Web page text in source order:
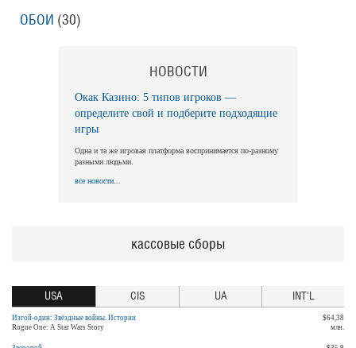
ОБОИ (30)
НОВОСТИ
Окак Казино: 5 типов игроков —
определите свой и подберите подходящие
игры
Одна и та же игровая платформа воспринимается по-разному
разными людьми.
все новости...
кассовые сборы
USA CIS UA INT'L
Изгой-один: Звёздные войны. Истории
Rogue One: A Star Wars Story
$64,38
млн.